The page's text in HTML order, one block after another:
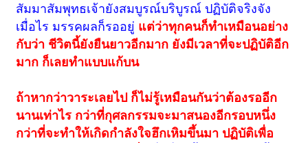
สัมมาสัมพุทธเจ้ายังสมบูรณ์บริบูรณ์ ปฏิบัติจริงจัง
เมื่อไร มรรคผลก็รออยู่ แต่ว่าทุกคนก็ทำเหมือนอย่าง
กับว่า ชีวิตนี้ยังยืนยาวอีกมาก ยังมีเวลาที่จะปฏิบัติอีก
มาก ก็เลยทำแบบแก้บน
ถ้าหากว่าวาระเลยไป ก็ไม่รู้เหมือนกันว่าต้องรออีก
นานเท่าไร กว่าที่กุศลกรรมจะมาสนองอีกรอบหนึ่ง
กว่าที่จะทำให้เกิดกำลังใจฮึกเหิมขึ้นมา ปฏิบัติเพื่อ